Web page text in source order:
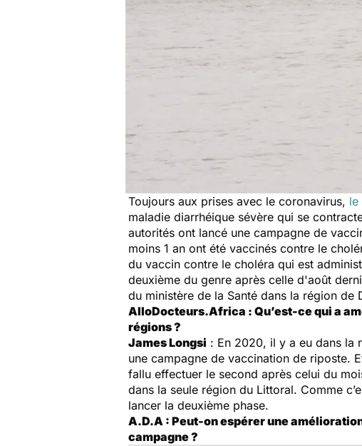
Toujours aux prises avec le coronavirus, le
maladie diarrhéique sévère qui se
autorités ont lancé une campagne de
moins 1 an ont été vaccinés contre le
du vaccin contre le choléra qui est
deuxième du genre après celle d'août
du ministère de la Santé dans la région de
AlloDocteurs.Africa : Qu’est-ce qui a
régions ?
James Longsi : En 2020, il y a eu dans la
une campagne de vaccination de riposte.
fallu effectuer le second après celui du
dans la seule région du Littoral. Comme
lancer la deuxième phase.
A.D.A : Peut-on espérer une
campagne ?